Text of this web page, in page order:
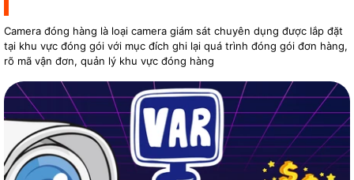
Camera đóng hàng là loại camera giám sát chuyên dụng được lắp đặt
tại khu vực đóng gói với mục đích ghi lại quá trình đóng gói đơn hàng,
rõ mã vận đơn, quản lý khu vực đóng hàng